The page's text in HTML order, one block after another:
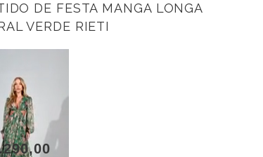
DE FESTA MANGA LONGA
VERDE RIETI